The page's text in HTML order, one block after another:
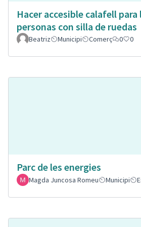
Hacer accesible calafell para
personas con silla de ruedas
Beatriz Municipi Comerç 0 0
Parc de les energies
Magda Juncosa Romeu
Municipi